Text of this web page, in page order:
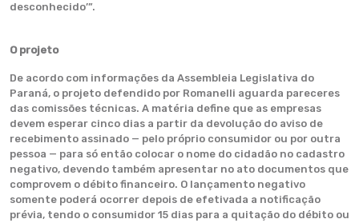
desconhecido’”.
O projeto
De acordo com informações da Assembleia Legislativa do
Paraná, o projeto defendido por Romanelli aguarda pareceres
das comissões técnicas. A matéria define que as empresas
devem esperar cinco dias a partir da devolução do aviso de
recebimento assinado — pelo próprio consumidor ou por outra
pessoa — para só então colocar o nome do cidadão no cadastro
negativo, devendo também apresentar no ato documentos que
comprovem o débito financeiro. O lançamento negativo
somente poderá ocorrer depois de efetivada a notificação
prévia, tendo o consumidor 15 dias para a quitação do débito ou